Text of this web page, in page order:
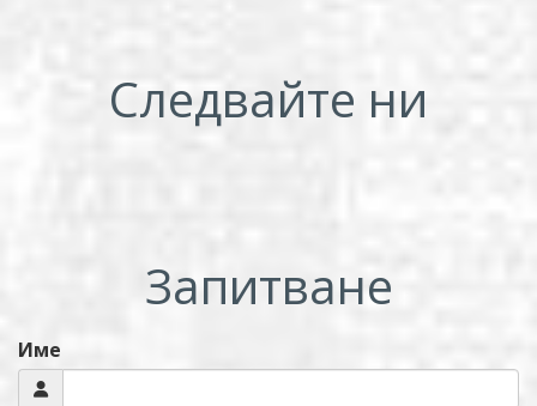
Следвайте ни
Запитване
Име